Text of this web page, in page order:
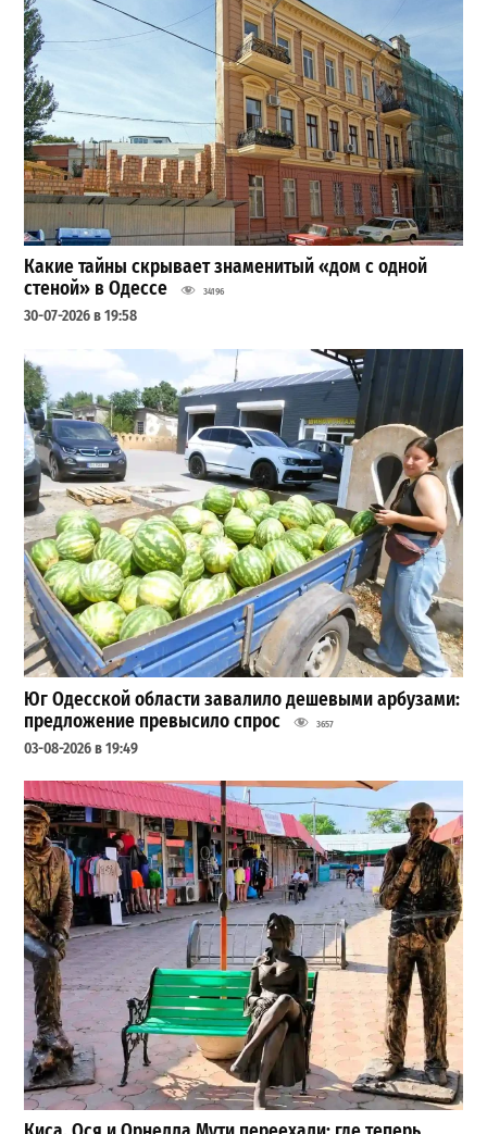
Какие тайны скрывает знаменитый «дом с одной
стеной» в Одессе
34196
30-07-2026 в 19:58
Юг Одесской области завалило дешевыми арбузами:
предложение превысило спрос
3657
03-08-2026 в 19:49